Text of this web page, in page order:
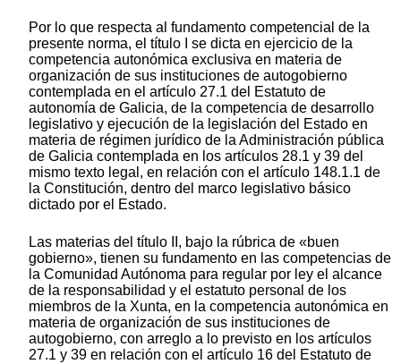
Por lo que respecta al fundamento competencial de la
presente norma, el título I se dicta en ejercicio de la
competencia autonómica exclusiva en materia de
organización de sus instituciones de autogobierno
contemplada en el artículo 27.1 del Estatuto de
autonomía de Galicia, de la competencia de desarrollo
legislativo y ejecución de la legislación del Estado en
materia de régimen jurídico de la Administración pública
de Galicia contemplada en los artículos 28.1 y 39 del
mismo texto legal, en relación con el artículo 148.1.1 de
la Constitución, dentro del marco legislativo básico
dictado por el Estado.
Las materias del título II, bajo la rúbrica de «buen
gobierno», tienen su fundamento en las competencias de
la Comunidad Autónoma para regular por ley el alcance
de la responsabilidad y el estatuto personal de los
miembros de la Xunta, en la competencia autonómica en
materia de organización de sus instituciones de
autogobierno, con arreglo a lo previsto en los artículos
27.1 y 39 en relación con el artículo 16 del Estatuto de